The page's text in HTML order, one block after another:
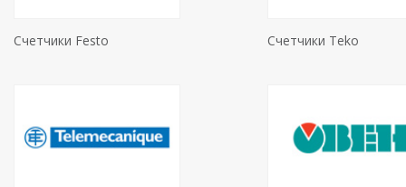
Счетчики Festo Счетчики Teko